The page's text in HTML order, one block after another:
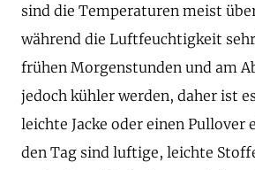
sind die Temperaturen meist
während die Luftfeuchtigkeit
frühen Morgenstunden und am
jedoch kühler werden, daher ist
leichte Jacke oder einen Pullover
den Tag sind luftige, leichte